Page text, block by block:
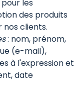
les
des produits
nos clients.
: nom, prénom,
(e-mail),
à l'expression et
date